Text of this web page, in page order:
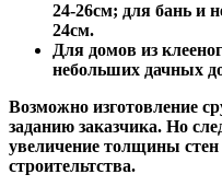
24-26см; для бань и
24см.
Для домов из
небольших дачных
Возможно изготовление
заданию заказчика. Но
увеличение толщины
строительтства.